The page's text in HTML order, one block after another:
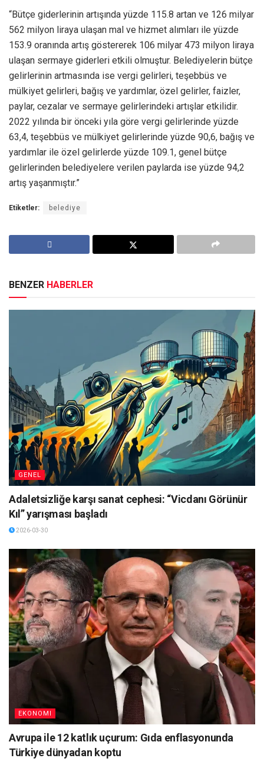
“Bütçe giderlerinin artışında yüzde 115.8 artan ve 126 milyar
562 milyon liraya ulaşan mal ve hizmet alımları ile yüzde
153.9 oranında artış göstererek 106 milyar 473 milyon liraya
ulaşan sermaye giderleri etkili olmuştur. Belediyelerin bütçe
gelirlerinin artmasında ise vergi gelirleri, teşebbüs ve
mülkiyet gelirleri, bağış ve yardımlar, özel gelirler, faizler,
paylar, cezalar ve sermaye gelirlerindeki artışlar etkilidir.
2022 yılında bir önceki yıla göre vergi gelirlerinde yüzde
63,4, teşebbüs ve mülkiyet gelirlerinde yüzde 90,6, bağış ve
yardımlar ile özel gelirlerde yüzde 109.1, genel bütçe
gelirlerinden belediyelere verilen paylarda ise yüzde 94,2
artış yaşanmıştır.”
Etiketler: belediye
BENZER HABERLER
GENEL
Adaletsizliğe karşı sanat cephesi: “Vicdanı Görünür
Kıl” yarışması başladı
2026-03-30
EKONOMI
Avrupa ile 12 katlık uçurum: Gıda enflasyonunda
Türkiye dünyadan koptu